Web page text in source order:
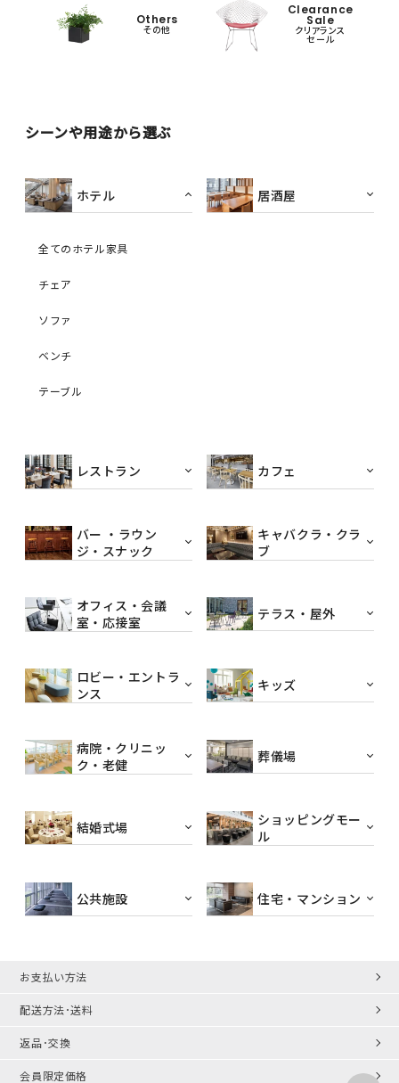
Others
その他
Clearance
Sale
クリアランス
セール
シーンや用途から選ぶ
ホテル
全てのホテル家具
チェア
ソファ
ベンチ
テーブル
居酒屋
レストラン カフェ
バー ・ラウン
ジ・スナック
キャバクラ・クラ
ブ
オフィス・会議
室・応接室
テラス・屋外
ロビー・エントラ
ンス
キッズ
病院・クリニッ
ク・老健
葬儀場
結婚式場
ショッピングモー
ル
公共施設 住宅・マンション
お支払い方法
配送方法･送料
返品･交換
会員限定価格